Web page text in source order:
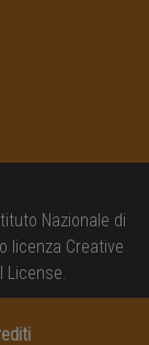
Nazionale di
licenza Creative
License.